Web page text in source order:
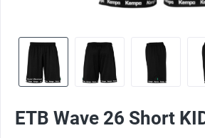
ETB Wave 26 Short